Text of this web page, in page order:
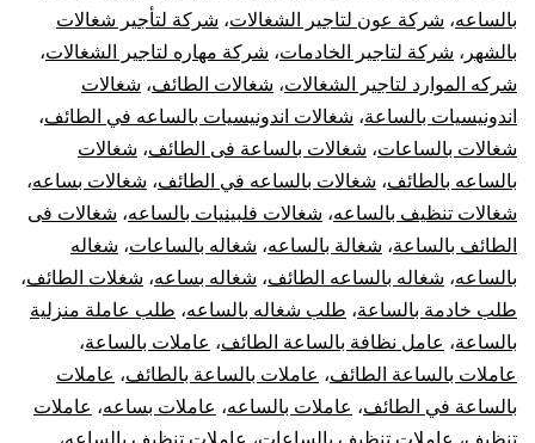
بالساعه، شركة عون لتاجير الشغالات، شركة لتأجير شغالات
بالشهر ، شركة لتاجير الخادمات، شركة مهاره لتاجير الشغالات،
شركه الموارد لتاجير الشغالات، شغالات الطائف، شغالات
اندونيسيات بالساعة، شغالات اندونيسيات بالساعه في الطائف،
شغالات بالساعات، شغالات بالساعة فى الطائف، شغالات
بالساعه بالطائف، شغالات بالساعه في الطائف، شغالات بساعه،
شغالات تنظيف بالساعه، شغالات فلبينيات بالساعه، شغالات فى
الطائف بالساعة، شغالة بالساعه، شغاله بالساعات، شغاله
بالساعه، شغاله بالساعه الطائف، شغاله بساعه، شغلات الطائف،
طلب خادمة بالساعة، طلب شغاله بالساعه، طلب عاملة منزلية
بالساعة، عامل نظافة بالساعة الطائف، عاملات بالساعة،
عاملات بالساعة الطائف، عاملات بالساعة بالطائف، عاملات
بالساعة في الطائف، عاملات بالساعه، عاملات بساعه، عاملات